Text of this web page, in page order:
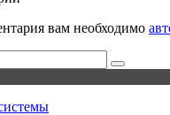
вам необходимо